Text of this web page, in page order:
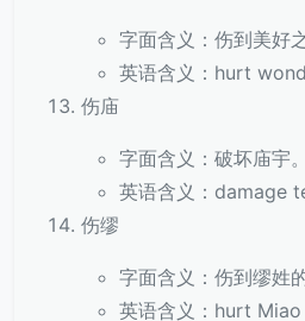
字面含义：伤到美好之
英语含义：hurt
伤庙
字面含义：破坏庙宇。
英语含义：damage
伤缪
字面含义：伤到缪姓的
英语含义：hurt